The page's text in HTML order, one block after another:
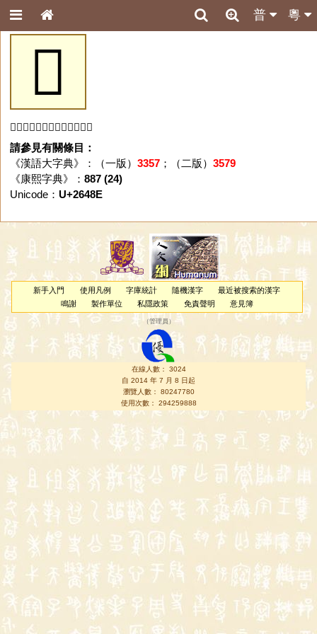
粵
普
𦒎
「𦒎」字未收錄於本資料庫。
請參見有關條目：
《漢語大字典》：（一版） 3357；（二版） 3579
《康熙字典》： 887 (24)
Unicode： U+2648E
新手入門 使用凡例 字庫統計 隨機漢字
最近被搜索的漢字
鳴謝
製作單位 私隱政策 免責聲明 意見簿
（管理員 ）
在線人數： 3024
自 2014 年 7 月 8 日起
瀏覽人數： 80247780
使用次數： 294259888